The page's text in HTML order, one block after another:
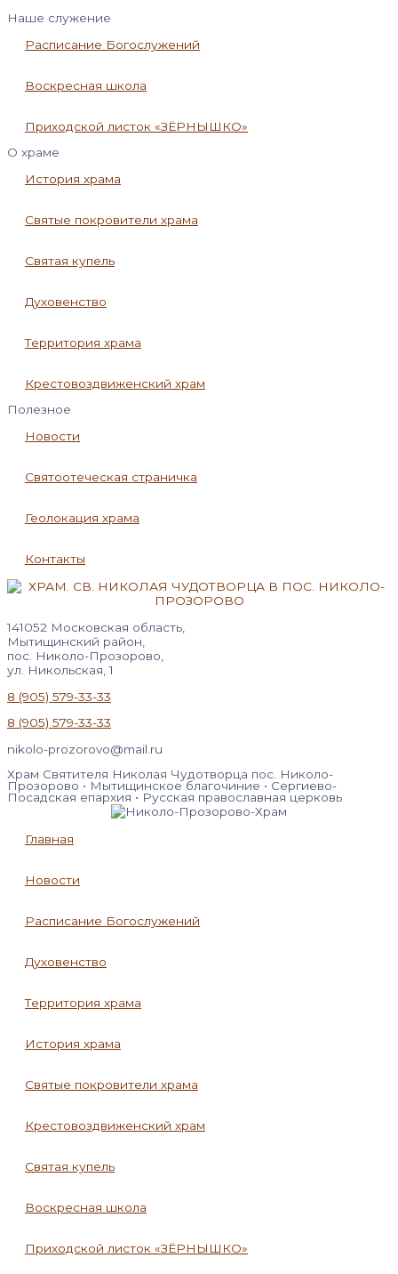
Наше служение
Расписание Богослужений
Воскресная школа
Приходской листок «ЗЁРНЫШКО»
О храме
История храма
Святые покровители храма
Святая купель
Духовенство
Территория храма
Крестовоздвиженский храм
Полезное
Новости
Святоотеческая страничка
Геолокация храма
Контакты
141052 Московская область,
Мытищинский район,
пос. Николо-Прозорово,
ул. Никольская, 1
8 (905) 579-33-33
8 (905) 579-33-33
nikolo-prozorovo@mail.ru
Храм Святителя Николая Чудотворца пос. Николо-
Прозорово • Мытищинское благочиние • Сергиево-
Посадская епархия • Русская православная церковь
Главная
Новости
Расписание Богослужений
Духовенство
Территория храма
История храма
Святые покровители храма
Крестовоздвиженский храм
Святая купель
Воскресная школа
Приходской листок «ЗЁРНЫШКО»